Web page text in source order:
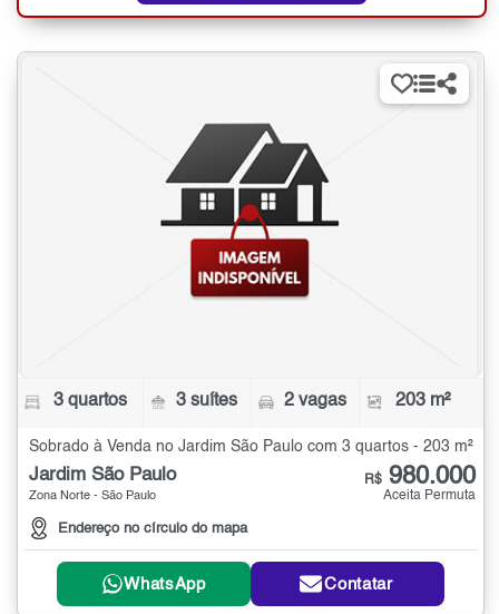
3 quartos 3 suítes 2 vagas 203 m²
Sobrado à Venda no Jardim São Paulo com 3 quartos - 203 m²
Jardim São Paulo
Zona Norte - São Paulo
Endereço no círculo do mapa
R$ 980.000
Aceita Permuta
WhatsApp Contatar